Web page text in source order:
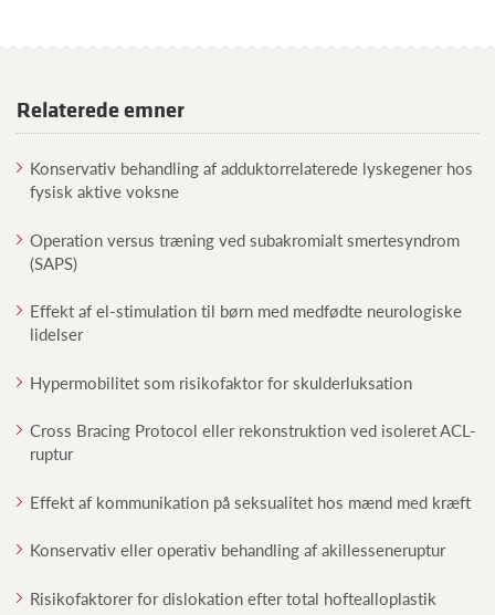
Relaterede emner
Konservativ behandling af adduktorrelaterede lyskegener hos
fysisk aktive voksne
Operation versus træning ved subakromialt smertesyndrom
(SAPS)
Effekt af el-stimulation til børn med medfødte neurologiske
lidelser
Hypermobilitet som risikofaktor for skulderluksation
Cross Bracing Protocol eller rekonstruktion ved isoleret ACL-
ruptur
Effekt af kommunikation på seksualitet hos mænd med kræft
Konservativ eller operativ behandling af akillesseneruptur
Risikofaktorer for dislokation efter total hoftealloplastik